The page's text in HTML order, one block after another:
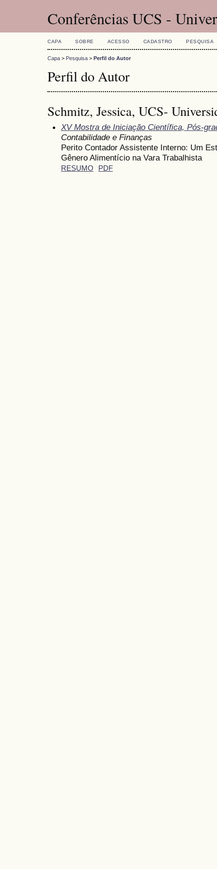
Conferências UCS -
CAPA SOBRE ACESSO CADASTRO PESQUISA
Capa > Pesquisa > Perfil do Autor
Perfil do Autor
Schmitz, Jessica, UCS-
XV Mostra de Iniciação Científica, Pós-
Contabilidade e Finanças
Perito Contador Assistente Interno: Um
Gênero Alimentício na Vara Trabalhista
RESUMO PDF